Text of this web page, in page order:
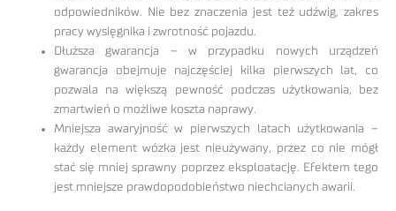
odpowiedników. Nie bez znaczenia jest też udźwig, zakres
pracy wysięgnika i zwrotność pojazdu.
Dłuższa gwarancja – w przypadku nowych urządzeń
gwarancja obejmuje najczęściej kilka pierwszych lat, co
pozwala na większą pewność podczas użytkowania, bez
zmartwień o możliwe koszta naprawy.
Mniejsza awaryjność w pierwszych latach użytkowania –
każdy element wózka jest nieużywany, przez co nie mógł
stać się mniej sprawny poprzez eksploatację. Efektem tego
jest mniejsze prawdopodobieństwo niechcianych awarii.